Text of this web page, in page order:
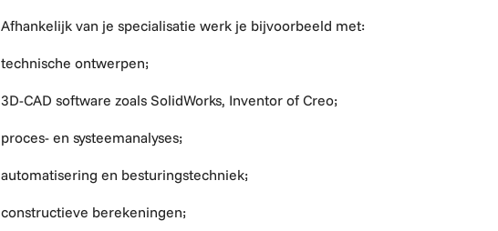
Afhankelijk van je specialisatie werk je bijvoorbeeld met:
technische ontwerpen;
3D-CAD software zoals SolidWorks, Inventor of Creo;
proces- en systeemanalyses;
automatisering en besturingstechniek;
constructieve berekeningen;